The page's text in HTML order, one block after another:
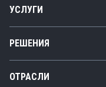
УСЛУГИ
Разработка ПО
Цифровая трансформация
РЕШЕНИЯ
Business Technology Platform
ОТРАСЛИ